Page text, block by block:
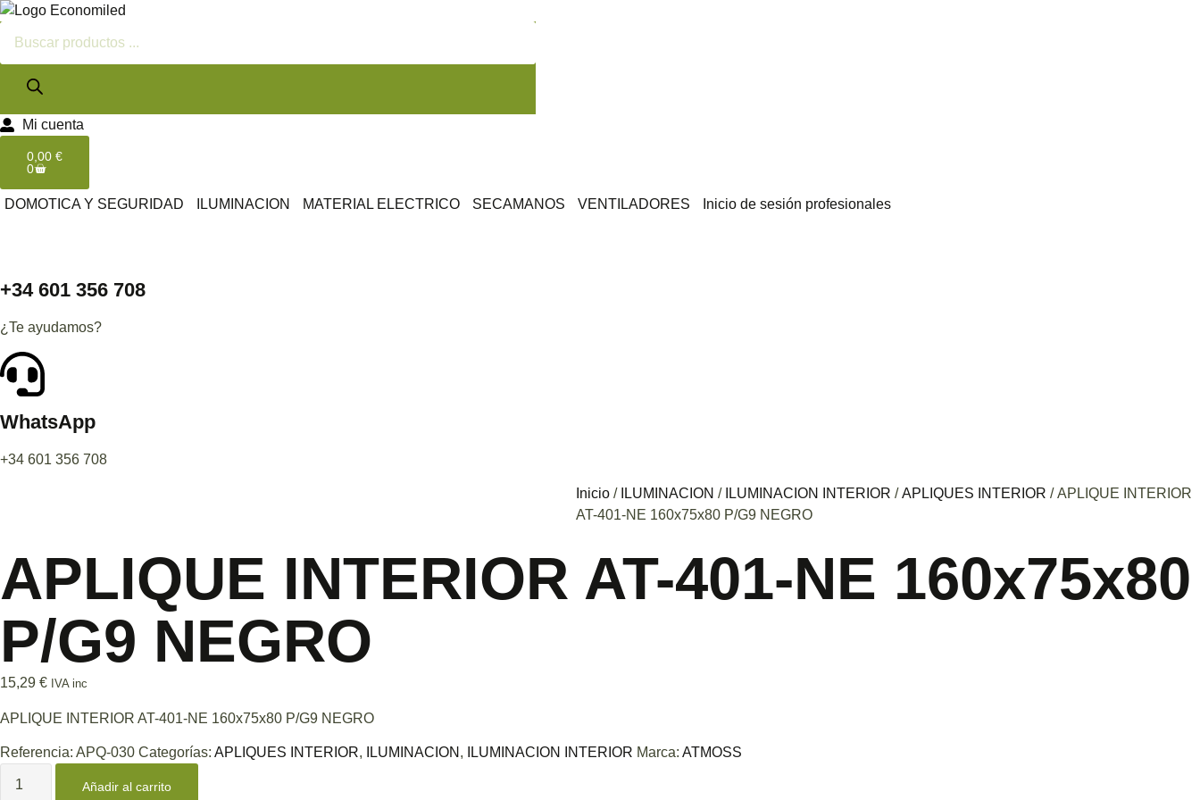
Mi cuenta
0,00 €
0
DOMOTICA Y SEGURIDAD ILUMINACION MATERIAL ELECTRICO SECAMANOS VENTILADORES Inicio de sesión profesionales
+34 601 356 708
¿Te ayudamos?
WhatsApp
+34 601 356 708
Inicio / ILUMINACION / ILUMINACION INTERIOR /APLIQUES INTERIOR / APLIQUE INTERIOR
AT-401-NE 160x75x80 P/G9 NEGRO
APLIQUE INTERIOR AT-401-NE 160x75x80
P/G9 NEGRO
15,29 € IVA inc
APLIQUE INTERIOR AT-401-NE 160x75x80 P/G9 NEGRO
Referencia: APQ-030 Categorías: APLIQUES INTERIOR, ILUMINACION , ILUMINACION INTERIOR Marca: ATMOSS
Añadir al carrito